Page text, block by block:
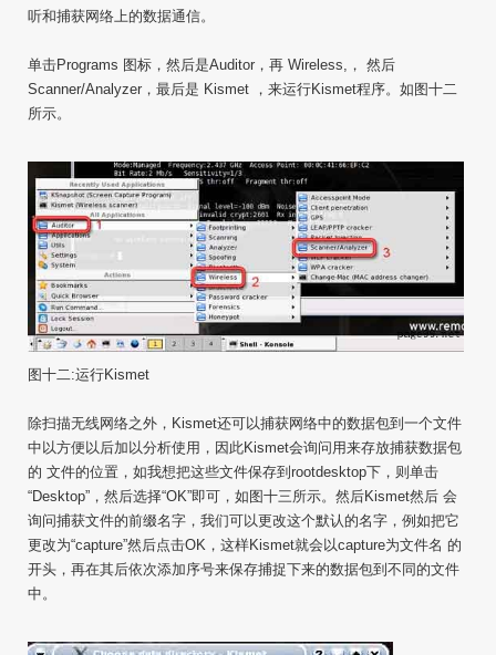
听和捕获网络上的数据通信。
单击Programs 图标，然后是Auditor，再 Wireless,， 然后
Scanner/Analyzer，最后是 Kismet ，来运行Kismet程序。如图十二
所示。
图十二:运行Kismet
除扫描无线网络之外，Kismet还可以捕获网络中的数据包到一个文件
中以方便以后加以分析使用，因此Kismet会询问用来存放捕获数据包
的 文件的位置，如我想把这些文件保存到rootdesktop下，则单击
“Desktop”，然后选择“OK”即可，如图十三所示。然后Kismet然后 会
询问捕获文件的前缀名字，我们可以更改这个默认的名字，例如把它
更改为“capture”然后点击OK，这样Kismet就会以capture为文件名 的
开头，再在其后依次添加序号来保存捕捉下来的数据包到不同的文件
中。